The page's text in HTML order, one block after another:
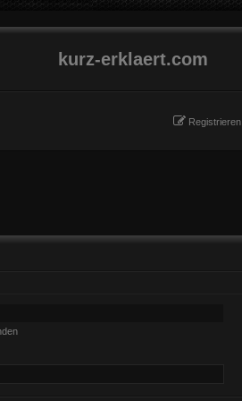
kurz-erklaert.com
Registrieren